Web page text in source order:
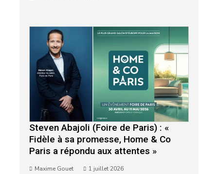
Steven Abajoli (Foire de Paris) : «
Fidèle à sa promesse, Home & Co
Paris a répondu aux attentes »
Maxime Gouet 1 juillet 2026